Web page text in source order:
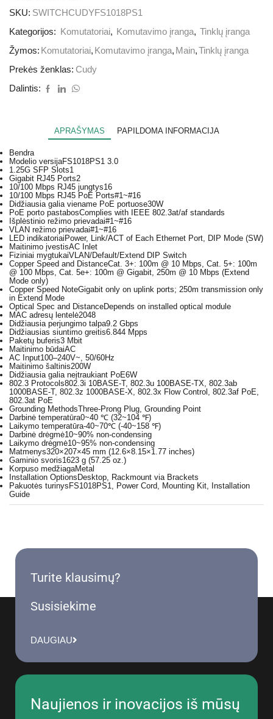
SKU: SWITCHCUDYFS1018PS1
Kategorijos:
Komutatoriai, Komutavimo įranga, Tinklų įranga
Žymos: Komutatoriai, Komutavimo įranga, Main,Tinklų įranga
Prekės ženklas: Cudy
Dalintis:
APRAŠYMAS PAPILDOMA INFORMACIJA
Bendra
Modelio versijaFS1018PS1 3.0
1.25G SFP Slots1
Gigabit RJ45 Ports2
10/100 Mbps RJ45 jungtys16
10/100 Mbps RJ45 PoE Ports#1~#16
Didžiausia galia viename PoE portuose30W
PoE porto pastabosComplies with IEEE 802.3at/af standards
Išplėstinio režimo prievadai#1~#16
VLAN režimo prievadai#1~#16
LED indikatoriai Power, Link/ACT of Each Ethernet Port, DIP Mode (SW)
Maitinimo įvestisAC Inlet
Fiziniai mygtukaiVLAN/Default/Extend DIP Switch
Copper Speed and DistanceCat. 3+: 100m @ 10 Mbps, Cat. 5+: 100m
@ 100 Mbps, Cat. 5e+: 100m @ Gigabit, 250m @ 10 Mbps (Extend
Mode only)
Copper Speed NoteGigabit only on uplink ports; 250m transmission only
in Extend Mode
Optical Spec and DistanceDepends on installed optical module
MAC adresų lentelė2048
Didžiausia perjungimo talpa9.2 Gbps
Didžiausias siuntimo greitis6.844 Mpps
Paketų buferis3 Mbit
Maitinimo būdaiAC
AC Input100–240V~, 50/60Hz
Maitinimo šaltinis200W
Didžiausia galia neįtraukiant PoE6W
802.3 Protocols802.3i 10BASE-T, 802.3u 100BASE-TX, 802.3ab
1000BASE-T, 802.3z 1000BASE-X, 802.3x Flow Control, 802.3af PoE,
802.3at PoE
Grounding MethodsThree-Prong Plug, Grounding Point
Darbinė temperatūra0~40 ℃ (32~104 ℉)
Laikymo temperatūra-40~70℃ (-40~158 ℉)
Darbinė drėgmė10~90% non-condensing
Laikymo drėgmė10~95% non-condensing
Matmenys320×207×45 mm (12.6×8.15×1.77 inches)
Gaminio svoris1623 g (57.25 oz.)
Korpuso medžiagaMetal
Installation Options Desktop, Rackmount via Brackets
Pakuotės turinys FS1018PS1, Power Cord, Mounting Kit, Installation
Guide
Turite klausimų?
Susisiekime
DAUGIAU
Naujienos ir inovacijos iš mūsų